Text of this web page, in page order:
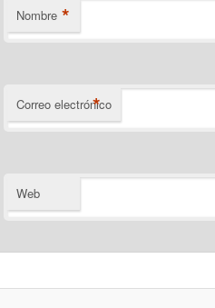
Nombre *
Correo electrónico
*
Web